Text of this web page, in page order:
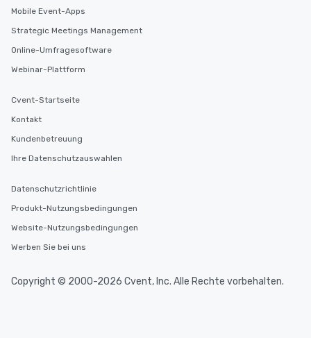
Mobile Event-Apps
Strategic Meetings Management
Online-Umfragesoftware
Webinar-Plattform
Cvent-Startseite
Kontakt
Kundenbetreuung
Ihre Datenschutzauswahlen
Datenschutzrichtlinie
Produkt-Nutzungsbedingungen
Website-Nutzungsbedingungen
Werben Sie bei uns
Copyright © 2000-2026 Cvent, Inc. Alle Rechte vorbehalten.